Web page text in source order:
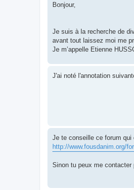
Bonjour,
Je suis à la recherche de
avant tout laissez moi me
Je m’appelle Etienne
J'ai noté l'annotation
Je te conseille ce forum
http://www.fousdanim.org/
Sinon tu peux me